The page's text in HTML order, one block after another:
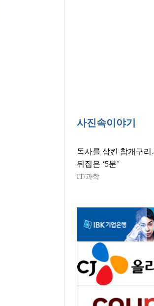
사진속이야기
독사를 삼킨 참개구
뒤집은 ‘5분’
IT/과학